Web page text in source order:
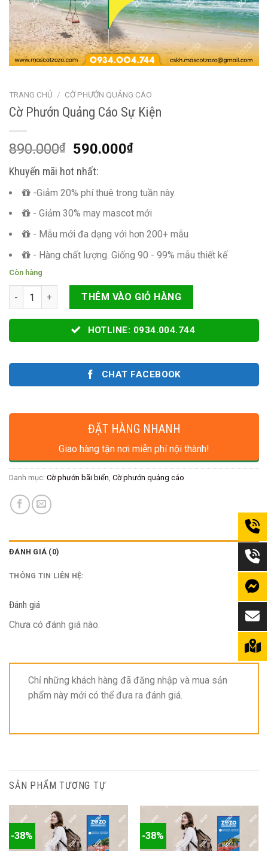
TRANG CHỦ / CỜ PHƯỚN QUẢNG CÁO
Cờ Phướn Quảng Cáo Sự Kiện
890.000₫ 590.000₫
Khuyến mãi hot nhất:
-Giảm 20% phí thuê trong tuần này.
- Giảm 30% may mascot mới
- Mẫu mới đa dạng với hơn 200+ mẫu
- Hàng chất lượng. Giống 90 - 99% mẫu thiết kế
Còn hàng
Cờ Phướn Quảng Cáo Sự Kiện số lượng
THÊM VÀO GIỎ HÀNG
HOTLINE: 0934.004.744
CHAT FACEBOOK
ĐẶT HÀNG NHANH
Giao hàng tận nơi miễn phí nội thành!
Danh mục: Cờ phướn bãi biển, Cờ phướn quảng cáo
ĐÁNH GIÁ (0)
THÔNG TIN LIÊN HỆ:
Đánh giá
Chưa có đánh giá nào.
Chỉ những khách hàng đã đăng nhập và mua sản
phẩm này mới có thể đưa ra đánh giá.
SẢN PHẨM TƯƠNG TỰ
-38% -38%